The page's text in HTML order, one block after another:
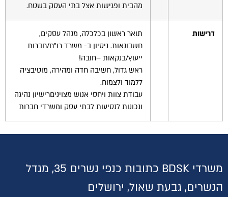
מהבית ופגישות אצל בתי העסק בשטח.
דרישות
תואר ראשון בכלכלה, מנהל עסקים,
חשבונאות. ניסיון ב- משרד רו"ח/חברות
ייעוץ/בנקאות –חובה!
ראש גדול, חשיבה חדה ומהירה, מוטיבציה
ללמוד ולצמוח.
עבודת צוות ויחסי אנוש מצויניםרישיון נהיגה
ונכונות לנסיעות לבתי עסק ומשרדי חברות
משרדי BDSK כתובות כנפי נשרים 35, מגדל
הנשרים, גבעת שאול, ירושלים